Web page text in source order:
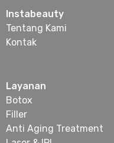
Instabeauty
Tentang Kami
Kontak
Layanan
Botox
Filler
Anti Aging Treatment